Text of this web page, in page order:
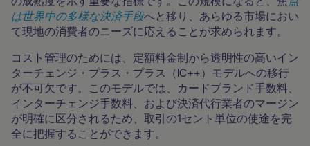
は世界中の多様な決済手段へと移り、あらゆる市場におい
て現地の消費者のニーズに応えることが求められます。
コスト管理のためには、定額料金制から透明性の高いイン
ターチェンジ・プラス・プラス（IC++）モデルへの移行
が不可欠です。このモデルでは、カードブランド手数料、
インターチェンジ手数料、および決済代行業者のマージン
が明確に区分されるため、取引の1セント単位の使途を完
全に把握することができます。